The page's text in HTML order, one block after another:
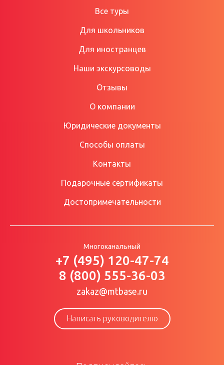
Все туры
Для школьников
Для иностранцев
Наши экскурсоводы
Отзывы
О компании
Юридические документы
Способы оплаты
Контакты
Подарочные сертификаты
Достопримечательности
Многоканальный
+7 (495) 120-47-74
8 (800) 555-36-03
zakaz@mtbase.ru
Написать руководителю